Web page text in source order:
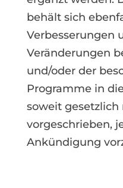
behält sich
Verbesserungen
Veränderungen
und/oder der
Programme in
soweit gesetzlich
vorgeschrieben,
Ankündigung